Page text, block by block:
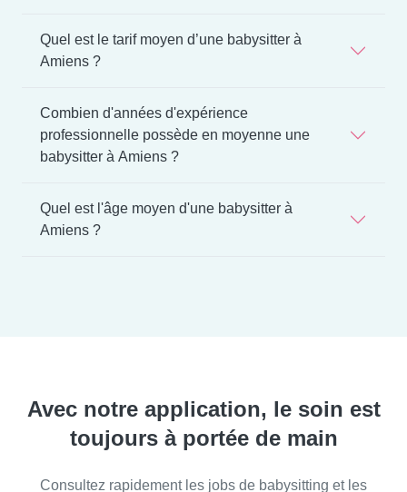
Quel est le tarif moyen d’une babysitter à
Amiens ?
Combien d'années d'expérience
professionnelle possède en moyenne une
babysitter à Amiens ?
Quel est l'âge moyen d'une babysitter à
Amiens ?
Avec notre application, le soin est
toujours à portée de main
Consultez rapidement les jobs de babysitting et les